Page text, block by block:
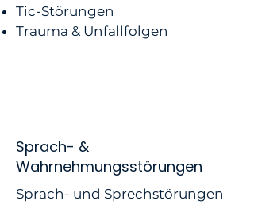
Tic-Störungen
Trauma & Unfallfolgen
Sprach- &
Wahrnehmungsstörungen
Sprach- und Sprechstörungen